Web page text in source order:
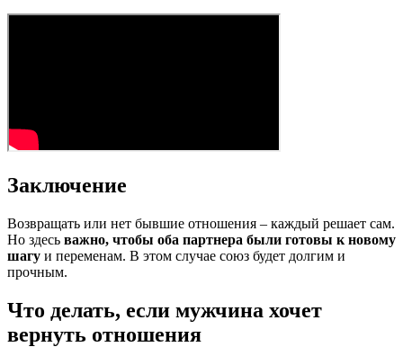
Заключение
Возвращать или нет бывшие отношения – каждый решает сам.
Но здесь важно, чтобы оба партнера были готовы к новому
шагу и переменам. В этом случае союз будет долгим и
прочным.
Что делать, если мужчина хочет
вернуть отношения